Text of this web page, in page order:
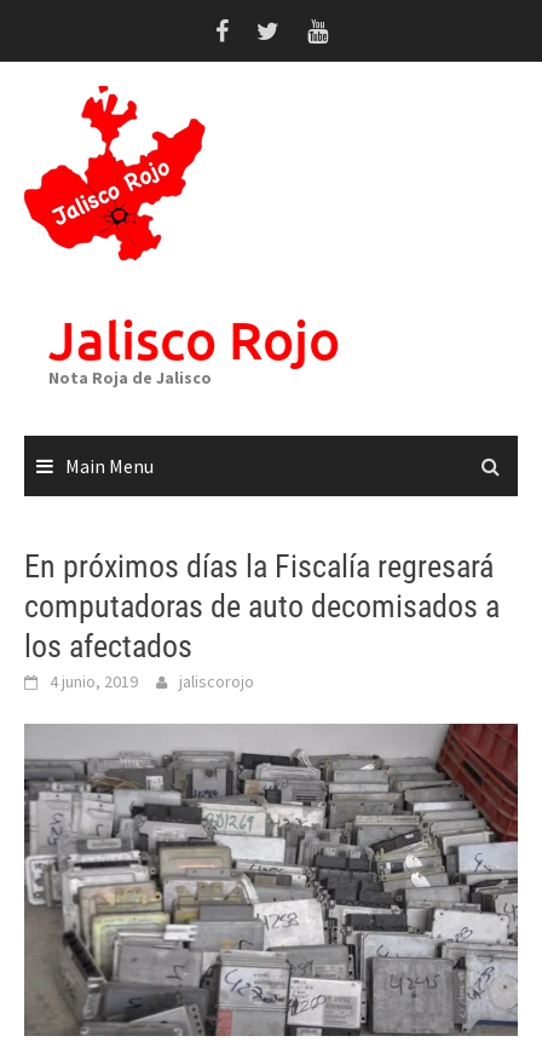
Jalisco Rojo
Nota Roja de Jalisco
Main Menu
En próximos días la Fiscalía regresará
computadoras de auto decomisados a
los afectados
4 junio, 2019 jaliscorojo